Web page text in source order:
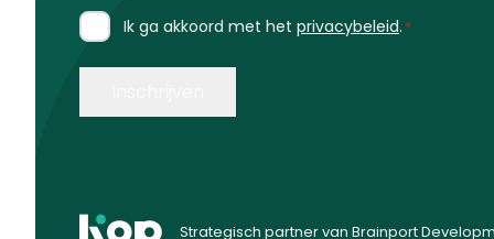
*
Instemming
Ik ga akkoord met het privacybeleid. *
Strategisch partner van Brainport